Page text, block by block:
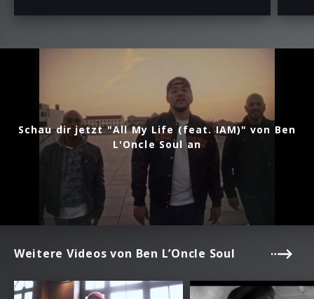
Schau dir jetzt "All My Life (feat. IAM)" von Ben
L'Oncle Soul an
Weitere Videos von Ben L’Oncle Soul